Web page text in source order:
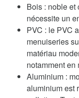
Bois : noble et
nécessite un
PVC : le PVC
menuiseries
matériau
notamment en
Aluminium :
aluminium est